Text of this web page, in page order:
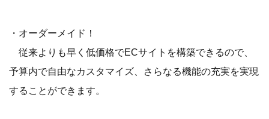
・オーダーメイド！
従来よりも早く低価格でECサイトを構築できるので、
予算内で自由なカスタマイズ、さらなる機能の充実を実現
することができます。